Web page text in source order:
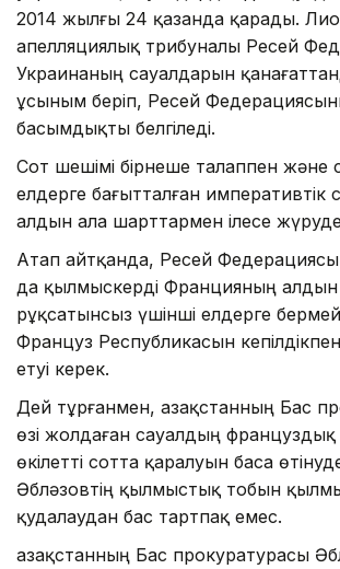
2014 жылғы 24 қазанда қарады.
апелляциялық трибуналы Ресей
Украинаның сауалдарын
ұсыным беріп, Ресей
басымдықты белгіледі.
Сот шешімі бірнеше талаппен және
елдерге бағытталған императивтік
алдын ала шарттармен ілесе
Атап айтқанда, Ресей
да қылмыскерді Францияның алдын
рұқсатынсыз үшінші елдерге
Француз Республикасын
етуі керек.
Дей тұрғанмен, Қазақстанның Бас
өзі жолдаған сауалдың француздық
өкілетті сотта қаралуын баса
Әбләзовтің қылмыстық тобын
қудалаудан бас тартпақ емес.
Қазақстанның Бас прокуратурасы